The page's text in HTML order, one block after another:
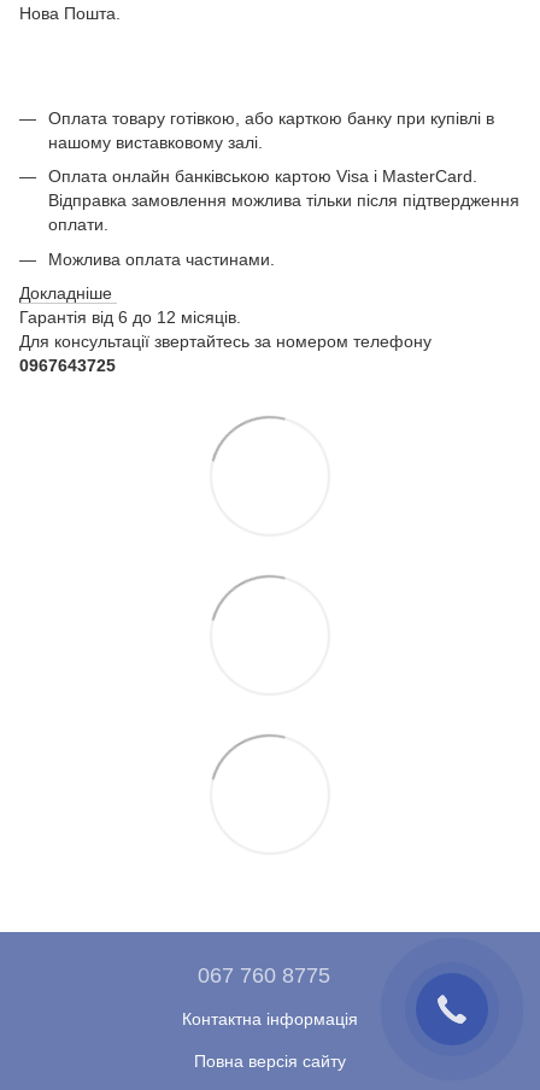
Нова Пошта.
Оплата товару готівкою, або карткою банку при купівлі в
нашому виставковому залі.
Оплата онлайн банківською картою Visa і MasterCard.
Відправка замовлення можлива тільки після підтвердження
оплати.
Можлива оплата частинами.
Докладніше
Гарантія від 6 до 12 місяців.
Для консультації звертайтесь за номером телефону
0967643725
067 760 8775
Контактна інформація
Повна версія сайту